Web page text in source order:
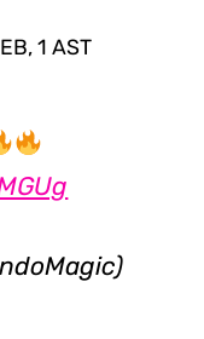
1 AST